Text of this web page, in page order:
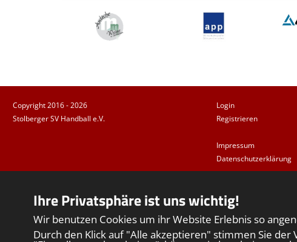
Copyright 2016 - 2026
Stolberger SV Handball e.V.
Login
Registrieren
Impressum
Datenschutzerklärung